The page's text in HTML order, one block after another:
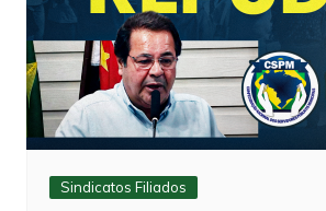
Sindicatos Filiados